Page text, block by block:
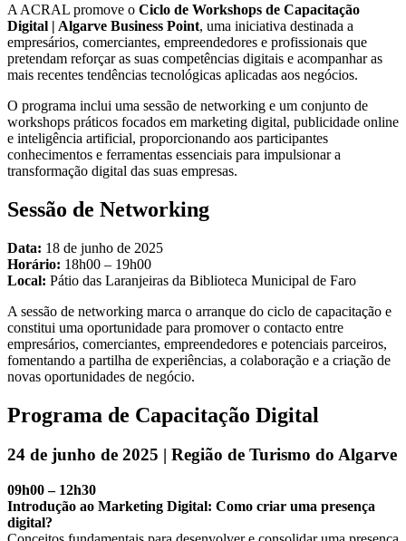
A ACRAL promove o Ciclo de Workshops de Capacitação
Digital | Algarve Business Point, uma iniciativa destinada a
empresários, comerciantes, empreendedores e profissionais que
pretendam reforçar as suas competências digitais e acompanhar as
mais recentes tendências tecnológicas aplicadas aos negócios.
O programa inclui uma sessão de networking e um conjunto de
workshops práticos focados em marketing digital, publicidade online
e inteligência artificial, proporcionando aos participantes
conhecimentos e ferramentas essenciais para impulsionar a
transformação digital das suas empresas.
Sessão de Networking
Data: 18 de junho de 2025
Horário: 18h00 – 19h00
Local: Pátio das Laranjeiras da Biblioteca Municipal de Faro
A sessão de networking marca o arranque do ciclo de capacitação e
constitui uma oportunidade para promover o contacto entre
empresários, comerciantes, empreendedores e potenciais parceiros,
fomentando a partilha de experiências, a colaboração e a criação de
novas oportunidades de negócio.
Programa de Capacitação Digital
24 de junho de 2025 | Região de Turismo do Algarve
09h00 – 12h30
Introdução ao Marketing Digital: Como criar uma presença
digital?